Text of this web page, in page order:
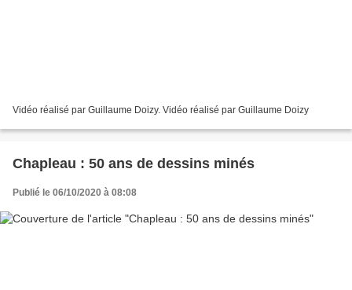
Vidéo réalisé par Guillaume Doizy. Vidéo réalisé par Guillaume Doizy
Chapleau : 50 ans de dessins minés
Publié le 06/10/2020 à 08:08